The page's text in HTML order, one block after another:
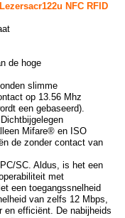
NFC RFID
de hoge
slimme
op 13.56 Mhz
een gebaseerd).
Mifare® en ISO
de zonder contact van
SC. Aldus, is het een
met
een toegangssnelheid
van zelfs 12 Mbps,
en efficiënt. De nabijheids